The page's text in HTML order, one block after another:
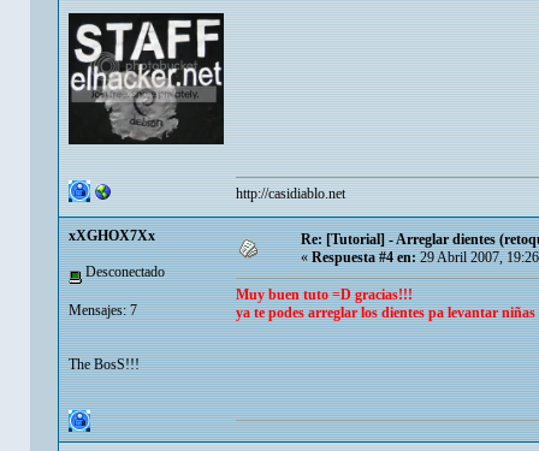
http://casidiablo.net
xXGHOX7Xx
Desconectado
Mensajes: 7
The BosS!!!
Re: [Tutorial] - Arreglar dientes
«Respuesta #4 en:29 Abril 2007,
Muy buen tuto =D gracias!!!
ya te podes arreglar los dientes pa levantar